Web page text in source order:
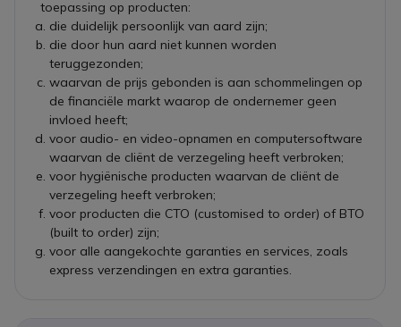
toepassing op producten:
die duidelijk persoonlijk van aard zijn;
die door hun aard niet kunnen worden
teruggezonden;
waarvan de prijs gebonden is aan schommelingen op
de financiële markt waarop de ondernemer geen
invloed heeft;
voor audio- en video-opnamen en computersoftware
waarvan de cliënt de verzegeling heeft verbroken;
voor hygiënische producten waarvan de cliënt de
verzegeling heeft verbroken;
voor producten die CTO (customised to order) of BTO
(built to order) zijn;
voor alle aangekochte garanties en services, zoals
express verzendingen en extra garanties.